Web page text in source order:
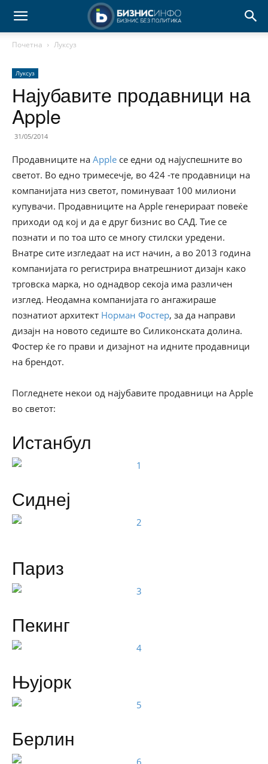
Почетна Луксуз
Луксуз
Најубавите продавници на
Apple
31/05/2014
Продавниците на Apple се едни од најуспешните во
светот. Во едно тримесечје, во 424 -те продавници на
компанијата низ светот, поминуваат 100 милиони
купувачи. Продавниците на Apple генерираат повеќе
приходи од кој и да е друг бизнис во САД. Тие се
познати и по тоа што се многу стилски уредени.
Внатре сите изгледаат на ист начин, а во 2013 година
компанијата го регистрира внатрешниот дизајн како
трговска марка, но однадвор секоја има различен
изглед. Неодамна компанијата го ангажираше
познатиот архитект Норман Фостер, за да направи
дизајн на новото седиште во Силиконската долина.
Фостер ќе го прави и дизајнот на идните продавници
на брендот.
Погледнете некои од најубавите продавници на Apple
во светот:
Истанбул
Сиднеј
Париз
Пекинг
Њујорк
Берлин